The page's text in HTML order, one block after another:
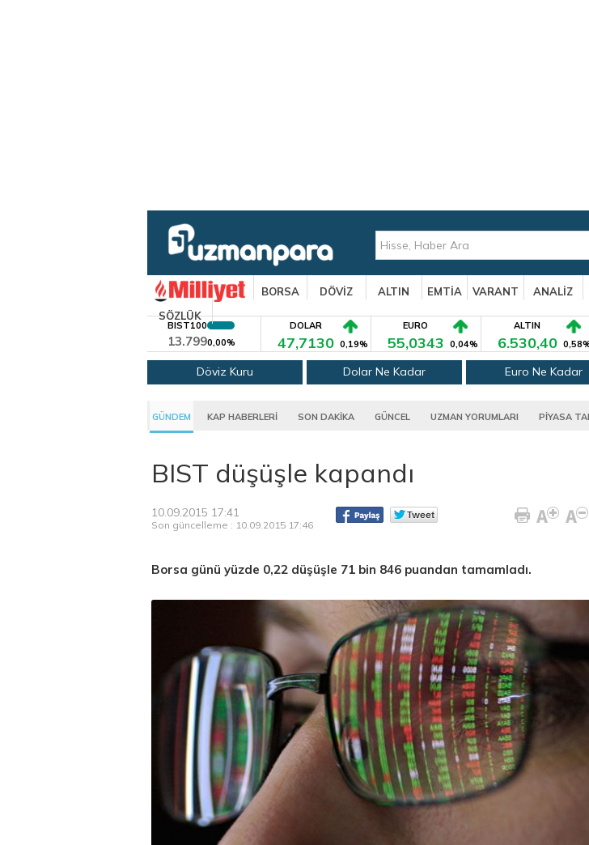
BORSA DÖVİZ ALTIN EMTİA VARANT ANALİZ
SÖZLÜK
BIST100
13.7990,00%
DOLAR
47,7130 0,19%
EURO
55,0343 0,04%
ALTIN
6.530,40
Döviz Kuru Dolar Ne Kadar Euro Ne Kadar
GÜNDEM KAP HABERLERİ SON DAKİKA GÜNCEL UZMAN YORUMLARI PİYASA
BIST düşüşle kapandı
10.09.2015 17:41
Son güncelleme : 10.09.2015 17:46
Borsa günü yüzde 0,22 düşüşle 71 bin 846 puandan tamamladı.